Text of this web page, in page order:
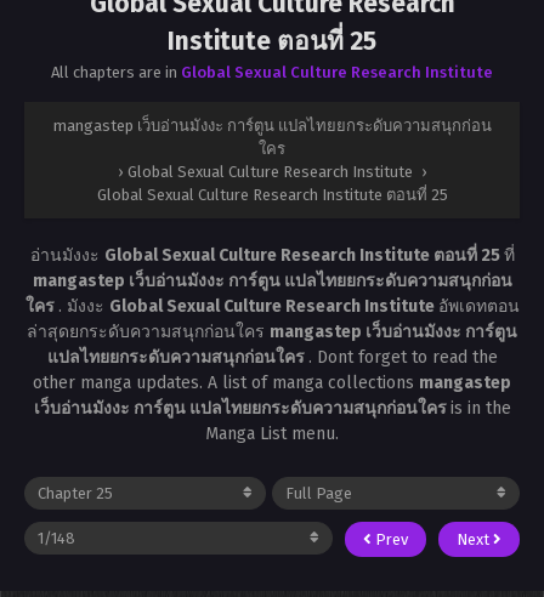
Institute ตอนที่ 25
All chapters are in Global Sexual Culture Research Institute
mangastep เว็บอ่านมังงะ การ์ตูน แปลไทยยกระดับความสนุกก่อน
ใคร
› Global Sexual Culture Research Institute ›
Global Sexual Culture Research Institute ตอนที่ 25
อ่านมังงะ Global Sexual Culture Research Institute ตอนที่ 25ที่
mangastep เว็บอ่านมังงะ การ์ตูน แปลไทยยกระดับความสนุกก่อน
ใคร . มังงะ Global Sexual Culture Research Institute อัพเดทตอน
ล่าสุดยกระดับความสนุกก่อนใคร mangastep เว็บอ่านมังงะ การ์ตูน
แปลไทยยกระดับความสนุกก่อนใคร . Dont forget to read the
other manga updates. A list of manga collections mangastep
เว็บอ่านมังงะ การ์ตูน แปลไทยยกระดับความสนุกก่อนใครis in the
Manga List menu.
Prev Next